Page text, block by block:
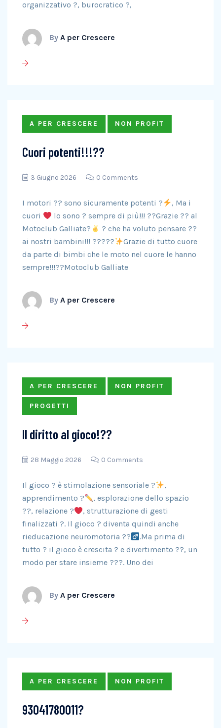
organizzativo ?, burocratico ?,
By A per Crescere
A PER CRESCERE NON PROFIT
Cuori potenti!!!??️
3 Giugno 2026 0 Comments
I motori ?? sono sicuramente potenti ?
, Ma i
cuori
lo sono ? sempre di più!!! ??Grazie ?? al
Motoclub Galliate?
? che ha voluto pensare ??
ai nostri bambini!!! ?????
Grazie di tutto cuore
da parte di bimbi che le moto nel cuore le hanno
sempre!!!??Motoclub Galliate
By A per Crescere
A PER CRESCERE NON PROFIT
PROGETTI
Il diritto al gioco!??
28 Maggio 2026 0 Comments
Il gioco ? è stimolazione sensoriale ?
,
apprendimento ?
, esplorazione dello spazio
??, relazione ?
, strutturazione di gesti
finalizzati ?. Il gioco ? diventa quindi anche
rieducazione neuromotoria ??‍
.Ma prima di
tutto ? il gioco è crescita ? e divertimento ??, un
modo per stare insieme ?‍?‍?. Uno dei
By A per Crescere
A PER CRESCERE NON PROFIT
93041780011?